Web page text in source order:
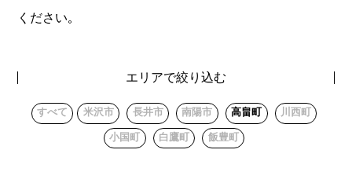
ください。
エリアで絞り込む
すべて 米沢市 長井市 南陽市 高畠町 川西町
小国町 白鷹町 飯豊町